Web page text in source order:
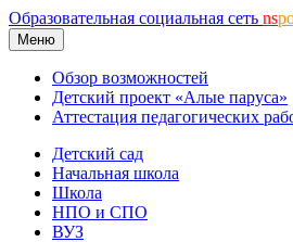
Образовательная социальная сеть ns
Меню
Обзор возможностей
Детский проект «Алые паруса»
Аттестация педагогических
Детский сад
Начальная школа
Школа
НПО и СПО
ВУЗ